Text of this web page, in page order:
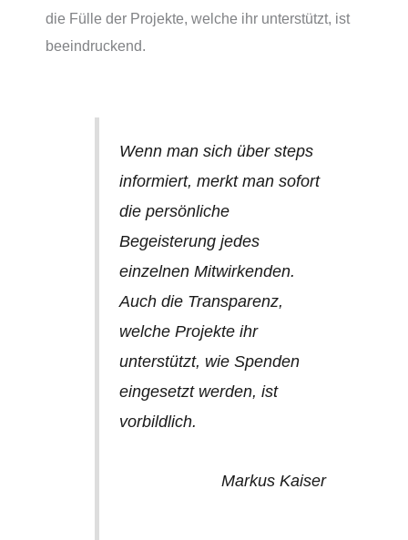
die Fülle der Projekte, welche ihr unterstützt, ist
beeindruckend.
Wenn man sich über steps
informiert, merkt man sofort
die persönliche
Begeisterung jedes
einzelnen Mitwirkenden.
Auch die Transparenz,
welche Projekte ihr
unterstützt, wie Spenden
eingesetzt werden, ist
vorbildlich.
Markus Kaiser